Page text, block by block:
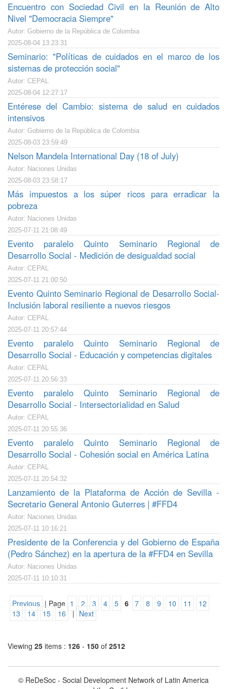
Encuentro con Sociedad Civil en la Reunión de Alto
Nivel "Democracia Siempre"
Autor: Gobierno de la República de Colombia
2025-08-04 13:23:31
Seminario: "Políticas de cuidados en el marco de los
sistemas de protección social"
Autor: CEPAL
2025-08-04 12:27:17
Entérese del Cambio: sistema de salud en cuidados
intensivos
Autor: Gobierno de la República de Colombia
2025-08-03 23:59:49
Nelson Mandela International Day (18 of July)
Autor: Naciones Unidas
2025-08-03 23:58:17
Más impuestos a los súper ricos para erradicar la
pobreza
Autor: Naciones Unidas
2025-07-11 21:08:49
Evento paralelo Quinto Seminario Regional de
Desarrollo Social - Medición de desigualdad social
Autor: CEPAL
2025-07-11 21:00:50
Evento Quinto Seminario Regional de Desarrollo Social-
Inclusión laboral resiliente a nuevos riesgos
Autor: CEPAL
2025-07-11 20:57:44
Evento paralelo Quinto Seminario Regional de
Desarrollo Social - Educación y competencias digitales
Autor: CEPAL
2025-07-11 20:56:33
Evento paralelo Quinto Seminario Regional de
Desarrollo Social - Intersectorialidad en Salud
Autor: CEPAL
2025-07-11 20:55:36
Evento paralelo Quinto Seminario Regional de
Desarrollo Social - Cohesión social en América Latina
Autor: CEPAL
2025-07-11 20:54:32
Lanzamiento de la Plataforma de Acción de Sevilla -
Secretario General Antonio Guterres | #FFD4
Autor: Naciones Unidas
2025-07-11 10:16:21
Presidente de la Conferencia y del Gobierno de España
(Pedro Sánchez) en la apertura de la #FFD4 en Sevilla
Autor: Naciones Unidas
2025-07-11 10:10:31
Previous | Page 1 2 3 4 5 6 7 8 9 10 11
12
13
14 15 16 | Next
Viewing 25 items : 126 - 150 of 2512
© ReDeSoc - Social Development Network of Latin America